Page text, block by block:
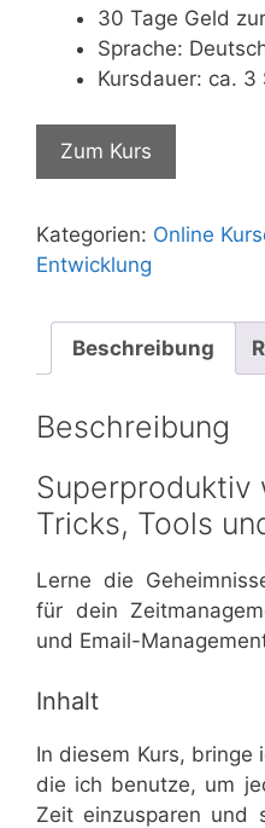
war:
€94,99
ist:
€10,99.
30 Tage Geld
Sprache:
Kursdauer: ca. 3
Zum Kurs
Kategorien: Online
Entwicklung
Beschreibung
Beschreibung
Superproduktiv
Tricks, Tools
Lerne die
für dein
und Email-
Inhalt
In diesem Kurs, bringe
die ich benutze, um
Zeit einzusparen und